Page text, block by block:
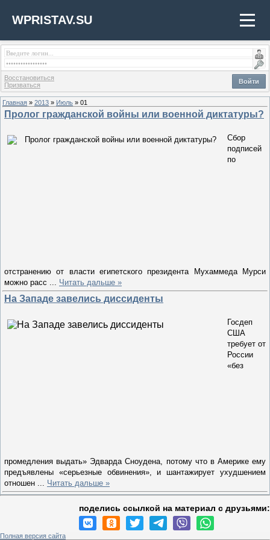
WPRISTAV.SU
Войти
Восстановиться
Призваться
Главная » 2013 » Июль » 01
Пролог гражданской войны или военной диктатуры?
Сбор
подписей
по
отстранению от власти египетского президента Мухаммеда Мурси
можно расс ... Читать дальше »
На Западе завелись диссиденты
Госдеп
США
требует от
России
«без
промедления выдать» Эдварда Сноудена, потому что в Америке ему
предъявлены «серьезные обвинения», и шантажирует ухудшением
отношен ... Читать дальше »
поделись ссылкой на материал c друзьями:
Полная версия сайта